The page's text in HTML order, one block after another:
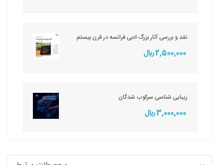
نقد و بررسی آثار بزرگ ادبی فرانسه در قرن بیستم
2,500,000 ريال
زیبایی شناسی سرکوب شدگان
3,000,000 ريال